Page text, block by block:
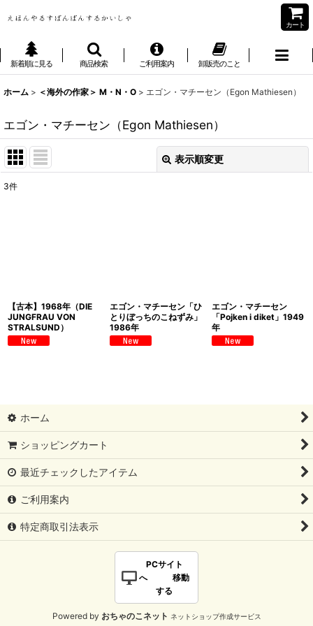
カート
新着順に見る 商品検索 ご利用案内 卸販売のこと
ホーム > ＜海外の作家＞ M・N・O > エゴン・マチーセン（Egon Mathiesen）
エゴン・マチーセン（Egon Mathiesen）
表示順変更
3件
【古本】1968年（DIE
JUNGFRAU VON
STRALSUND）
エゴン・マチーセン「ひ
とりぼっちのこねずみ」
1986年
エゴン・マチーセン
「Pojken i diket」1949
年
ホーム
ショッピングカート
最近チェックしたアイテム
ご利用案内
特定商取引法表示
PCサイト
へ 移動
する
Powered by おちゃのこネット ネットショップ作成サービス